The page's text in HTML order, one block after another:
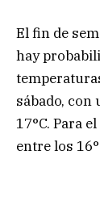
El fin de
hay
sábado, con
17°C. Para
entre los